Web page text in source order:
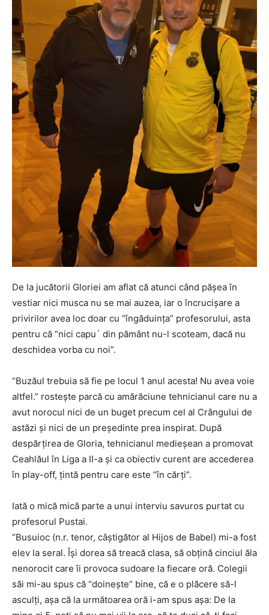
De la jucătorii Gloriei am aflat că atunci când păşea în
vestiar nici musca nu se mai auzea, iar o încrucişare a
privirilor avea loc doar cu “îngăduinţa” profesorului, asta
pentru că “nici capu` din pământ nu-l scoteam, dacă nu
deschidea vorba cu noi”.
“Buzăul trebuia să fie pe locul 1 anul acesta! Nu avea voie
altfel.” rosteşte parcă cu amărăciune tehnicianul care nu a
avut norocul nici de un buget precum cel al Crângului de
astăzi şi nici de un preşedinte prea inspirat. După
despărţirea de Gloria, tehnicianul medieşean a promovat
Ceahlăul în Liga a II-a şi ca obiectiv curent are accederea
în play-off, ţintă pentru care este “în cărţi”.
Iată o mică mică parte a unui interviu savuros purtat cu
profesorul Pustai.
“Busuioc (n.r. tenor, câştigător al Hijos de Babel) mi-a fost
elev la seral. Îşi dorea să treacă clasa, să obţină cinciul ăla
nenorocit care îi provoca sudoare la fiecare oră. Colegii
săi mi-au spus că “doineşte” bine, că e o plăcere să-l
asculţi, aşa că la următoarea oră i-am spus aşa: De la